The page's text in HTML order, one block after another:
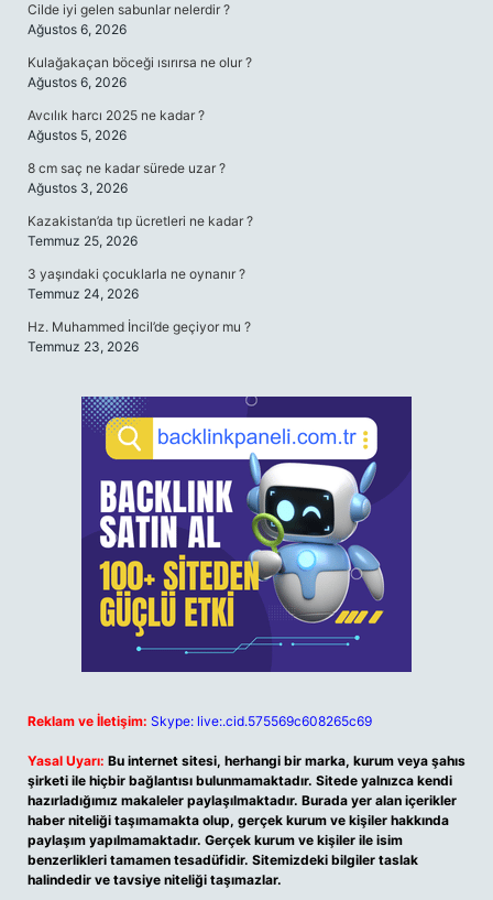
Cilde iyi gelen sabunlar nelerdir ?
Ağustos 6, 2026
Kulağakaçan böceği ısırırsa ne olur ?
Ağustos 6, 2026
Avcılık harcı 2025 ne kadar ?
Ağustos 5, 2026
8 cm saç ne kadar sürede uzar ?
Ağustos 3, 2026
Kazakistan’da tıp ücretleri ne kadar ?
Temmuz 25, 2026
3 yaşındaki çocuklarla ne oynanır ?
Temmuz 24, 2026
Hz. Muhammed İncil’de geçiyor mu ?
Temmuz 23, 2026
Reklam ve İletişim: Skype: live:.cid.575569c608265c69
Yasal Uyarı: Bu internet sitesi, herhangi bir marka, kurum veya şahıs
şirketi ile hiçbir bağlantısı bulunmamaktadır. Sitede yalnızca kendi
hazırladığımız makaleler paylaşılmaktadır. Burada yer alan içerikler
haber niteliği taşımamakta olup, gerçek kurum ve kişiler hakkında
paylaşım yapılmamaktadır. Gerçek kurum ve kişiler ile isim
benzerlikleri tamamen tesadüfidir. Sitemizdeki bilgiler taslak
halindedir ve tavsiye niteliği taşımazlar.